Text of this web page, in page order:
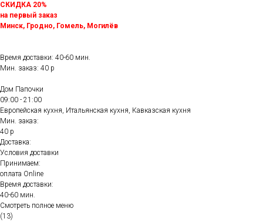
СКИДКА 20%
на первый заказ
Минск, Гродно, Гомель, Могилёв
Время доставки: 40-60 мин.
Мин. заказ: 40 р
Дом Папочки
09:00 - 21:00
Европейская кухня, Итальянская кухня, Кавказская кухня
Мин. заказ:
40 р
Доставка:
Условия доставки
Принимаем:
оплата Online
Время доставки:
40-60 мин.
Смотреть полное меню
(13)